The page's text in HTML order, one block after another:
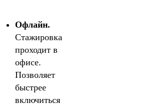
Офлайн.
Стажировка
проходит в
офисе.
Позволяет
быстрее
включиться